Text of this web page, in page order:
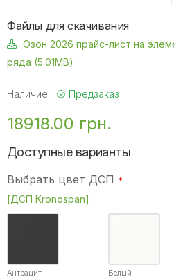
Файлы для скачивания
Озон 2026 прайс-лист на
ряда (5.01MB)
Наличие: Предзаказ
18918.00 грн.
Доступные варианты
Выбрать цвет ДСП
[ДСП Kronospan]
Антрацит Белый